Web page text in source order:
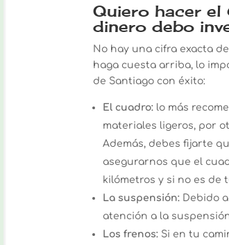
Quiero hacer
dinero debo
No hay una cifra exacta
haga cuesta arriba, lo
de Santiago con éxito:
El cuadro: lo más
materiales ligeros, por
Además, debes fijarte
asegurarnos que el
kilómetros y si no es de
La suspensión: Debido
atención a la
Los frenos: Si en tu